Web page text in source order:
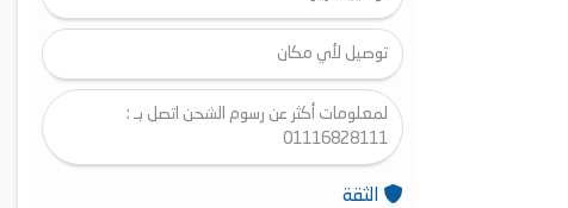
توصيل لأي مكان
لمعلومات أكثر عن رسوم الشحن اتصل بـ :
01116828111
الثقة